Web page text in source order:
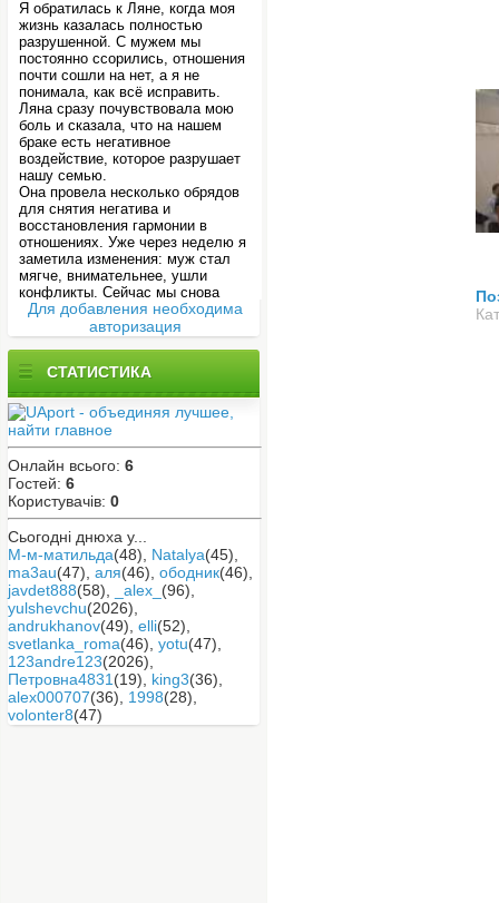
Для добавления необходима
авторизация
СТАТИСТИКА
Онлайн всього: 6
Гостей: 6
Користувачів: 0
Сьогодні днюха у...
М-м-матильда(48) Natalya(45)
ma3au(47) аля(46) ободник(46)
javdet888(58) _alex_ (96)
yulshevchu(2026)
andrukhanov(49) elli(52)
svetlanka_roma(46) yotu(47)
123andre123(2026)
Петровна4831 (19) king3(36)
alex000707(36) 1998(28)
volonter8(47)